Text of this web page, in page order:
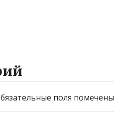
поля помечены